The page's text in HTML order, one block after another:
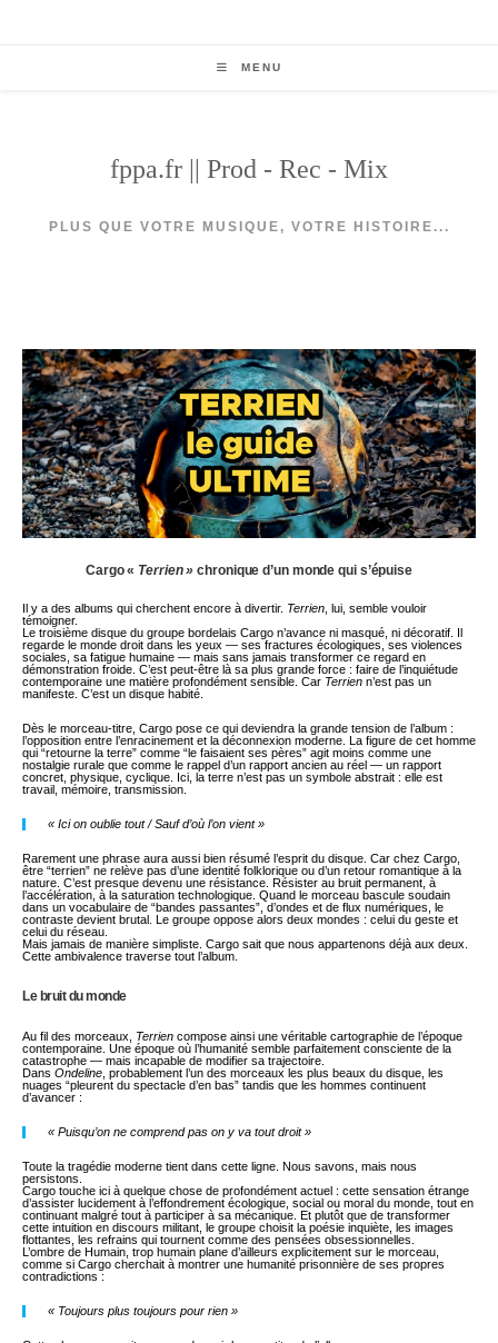
MENU
fppa.fr || Prod - Rec - Mix
PLUS QUE VOTRE MUSIQUE, VOTRE HISTOIRE...
Cargo « Terrien » chronique d’un monde qui s’épuise
Il y a des albums qui cherchent encore à divertir. Terrien , lui, semble vouloir
témoigner.
Le troisième disque du groupe bordelais Cargo n’avance ni masqué, ni décoratif. Il
regarde le monde droit dans les yeux — ses fractures écologiques, ses violences
sociales, sa fatigue humaine — mais sans jamais transformer ce regard en
démonstration froide. C’est peut-être là sa plus grande force : faire de l’inquiétude
contemporaine une matière profondément sensible. Car Terrien n’est pas un
manifeste. C’est un disque habité.
Dès le morceau-titre, Cargo pose ce qui deviendra la grande tension de l’album :
l’opposition entre l’enracinement et la déconnexion moderne. La figure de cet homme
qui “retourne la terre” comme “le faisaient ses pères” agit moins comme une
nostalgie rurale que comme le rappel d’un rapport ancien au réel — un rapport
concret, physique, cyclique. Ici, la terre n’est pas un symbole abstrait : elle est
travail, mémoire, transmission.
« Ici on oublie tout / Sauf d’où l’on vient »
Rarement une phrase aura aussi bien résumé l’esprit du disque. Car chez Cargo,
être “terrien” ne relève pas d’une identité folklorique ou d’un retour romantique à la
nature. C’est presque devenu une résistance. Résister au bruit permanent, à
l’accélération, à la saturation technologique. Quand le morceau bascule soudain
dans un vocabulaire de “bandes passantes”, d’ondes et de flux numériques, le
contraste devient brutal. Le groupe oppose alors deux mondes : celui du geste et
celui du réseau.
Mais jamais de manière simpliste. Cargo sait que nous appartenons déjà aux deux.
Cette ambivalence traverse tout l’album.
Le bruit du monde
Au fil des morceaux, Terrien compose ainsi une véritable cartographie de l’époque
contemporaine. Une époque où l’humanité semble parfaitement consciente de la
catastrophe — mais incapable de modifier sa trajectoire.
Dans Ondeline , probablement l’un des morceaux les plus beaux du disque, les
nuages “pleurent du spectacle d’en bas” tandis que les hommes continuent
d’avancer :
« Puisqu’on ne comprend pas on y va tout droit »
Toute la tragédie moderne tient dans cette ligne. Nous savons, mais nous
persistons.
Cargo touche ici à quelque chose de profondément actuel : cette sensation étrange
d’assister lucidement à l’effondrement écologique, social ou moral du monde, tout en
continuant malgré tout à participer à sa mécanique. Et plutôt que de transformer
cette intuition en discours militant, le groupe choisit la poésie inquiète, les images
flottantes, les refrains qui tournent comme des pensées obsessionnelles.
L’ombre de Humain, trop humain plane d’ailleurs explicitement sur le morceau,
comme si Cargo cherchait à montrer une humanité prisonnière de ses propres
contradictions :
« Toujours plus toujours pour rien »